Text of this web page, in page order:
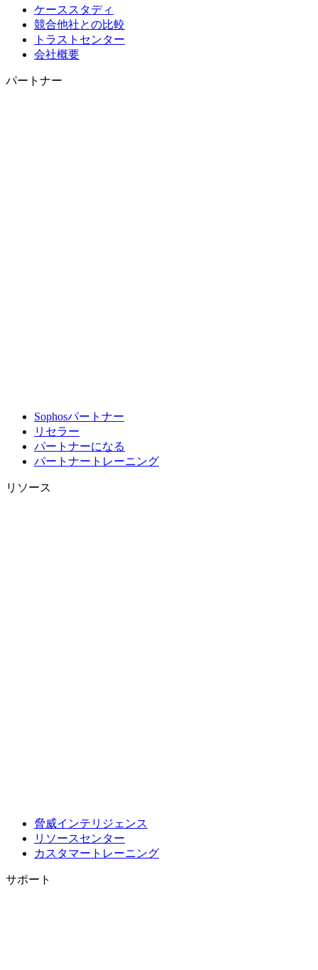
ケーススタディ
競合他社との比較
トラストセンター
会社概要
パートナー
Sophosパートナー
リセラー
パートナーになる
パートナートレーニング
リソース
脅威インテリジェンス
リソースセンター
カスタマートレーニング
サポート